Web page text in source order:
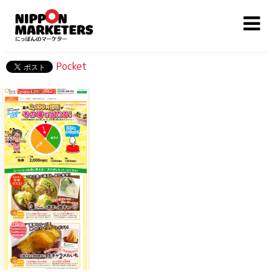
Pocket